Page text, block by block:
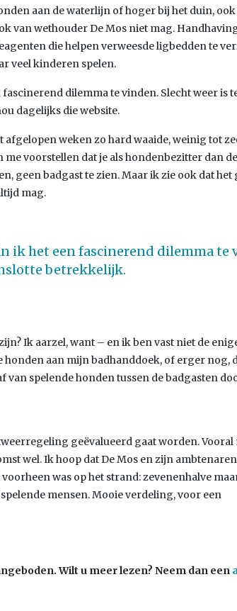
aan de waterlijn of hoger bij het duin,
van wethouder De Mos niet mag.
die helpen verweesde ligbedden te
veel kinderen spelen.
dilemma te vinden. Slecht weer is
dagelijks die website.
afgelopen weken zo hard waaide, weinig tot
me voorstellen dat je als hondenbezitter dan
geen badgast te zien. Maar ik zie ook dat het
mag.
ik het een fascinerend dilemma te
betrekkelijk.
Ik aarzel, want – en ik ben vast niet de
aan mijn badhanddoek, of erger nog,
van spelende honden tussen de badgasten
geëvalueerd gaat worden. Vooral
wel. Ik hoop dat De Mos en zijn
was op het strand: zevenenhalve
mensen. Mooie verdeling, voor een
Wilt u meer lezen? Neem dan een